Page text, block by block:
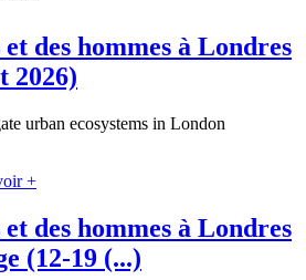
des hommes à Londres
2026)
urban ecosystems in London
+
des hommes à Londres
(12-19 (...)